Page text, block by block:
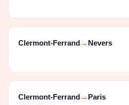
Clermont-Ferrand→ Nevers
Clermont-Ferrand→ Paris